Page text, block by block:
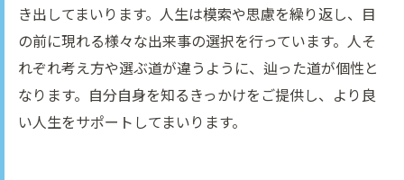
き出してまいります。人生は模索や思慮を繰り返し、目
の前に現れる様々な出来事の選択を行っています。人そ
れぞれ考え方や選ぶ道が違うように、辿った道が個性と
なります。自分自身を知るきっかけをご提供し、より良
い人生をサポートしてまいります。